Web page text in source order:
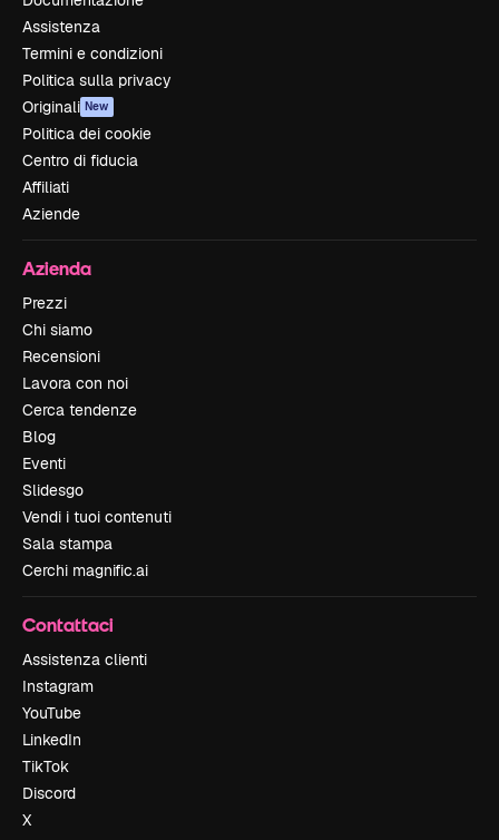
Assistenza
Termini e condizioni
Politica sulla privacy
Originali New
Politica dei cookie
Centro di fiducia
Affiliati
Aziende
Azienda
Prezzi
Chi siamo
Recensioni
Lavora con noi
Cerca tendenze
Blog
Eventi
Slidesgo
Vendi i tuoi contenuti
Sala stampa
Cerchi magnific.ai
Contattaci
Assistenza clienti
Instagram
YouTube
LinkedIn
TikTok
Discord
X